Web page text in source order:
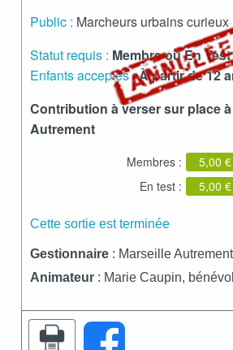
Public : Marcheurs urbains curieux
Statut requis : Membre ou En Test
Enfants acceptés :À partir de 12
Contribution à verser sur place
Autrement
Membres :
5,00 €
En test :
5,00 €
Cette sortie est terminée
Gestionnaire : Marseille Autrement
Animateur : Marie Caupin,